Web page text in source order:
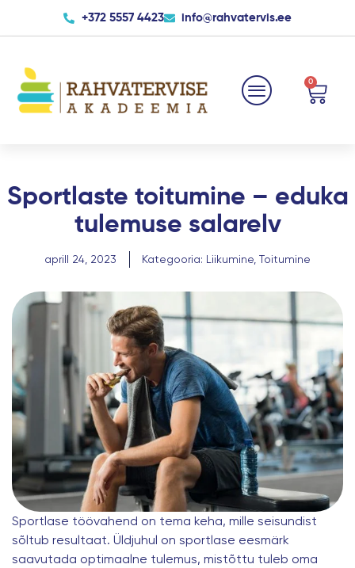
to
+372 5557 4423 info@rahvatervis.ee
0
Cart
Sportlaste toitumine – eduka
tulemuse salarelv
aprill 24, 2023 Kategooria: Liikumine Toitumine
Sportlase töövahend on tema keha, mille seisundist
sõltub resultaat. Üldjuhul on sportlase eesmärk
saavutada optimaalne tulemus, mistõttu tuleb oma